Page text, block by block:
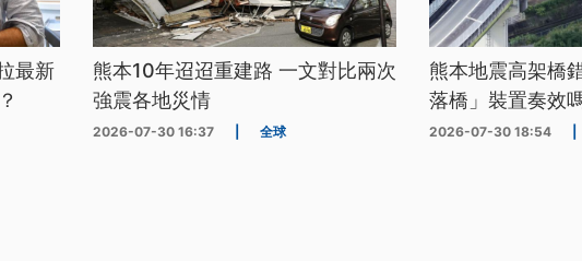
最新
熊本10年迢迢重建路 一文對比兩次
強震各地災情
2026-07-30 16:37 全球
熊本地震高架橋
落橋」裝置奏效
2026-07-30 18:54